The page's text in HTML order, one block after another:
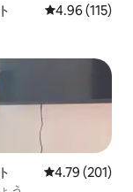
レビュー115
4.96 (115)
レビュー201
4.79 (201)